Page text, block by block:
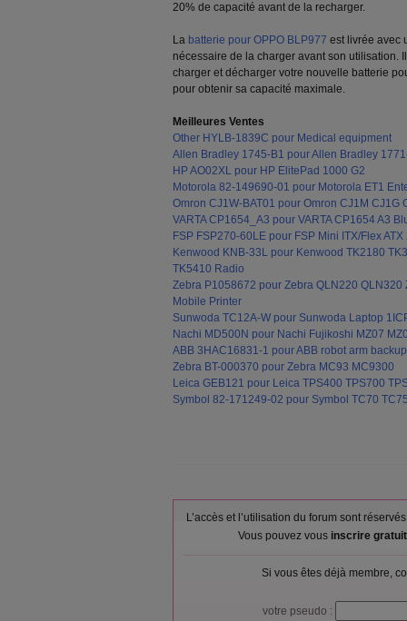
20% de capacité avant de la recharger.
La batterie pour OPPO BLP977 est livrée avec
nécessaire de la charger avant son utilisation.
charger et décharger votre nouvelle batterie
pour obtenir sa capacité maximale.
Meilleures Ventes
Other HYLB-1839C pour Medical equipment
Allen Bradley 1745-B1 pour Allen Bradley
HP AO02XL pour HP ElitePad 1000 G2
Motorola 82-149690-01 pour Motorola ET1
Omron CJ1W-BAT01 pour Omron CJ1M CJ1G
VARTA CP1654_A3 pour VARTA CP1654 A3
FSP FSP270-60LE pour FSP Mini ITX/Flex
Kenwood KNB-33L pour Kenwood TK2180
TK5410 Radio
Zebra P1058672 pour Zebra QLN220 QLN320
Mobile Printer
Sunwoda TC12A-W pour Sunwoda Laptop
Nachi MD500N pour Nachi Fujikoshi MZ07
ABB 3HAC16831-1 pour ABB robot arm
Zebra BT-000370 pour Zebra MC93 MC9300
Leica GEB121 pour Leica TPS400 TPS700
Symbol 82-171249-02 pour Symbol TC70
L’accès et l’utilisation du forum sont
Vous pouvez vous inscrire
Si vous êtes déjà membre,
votre pseudo :